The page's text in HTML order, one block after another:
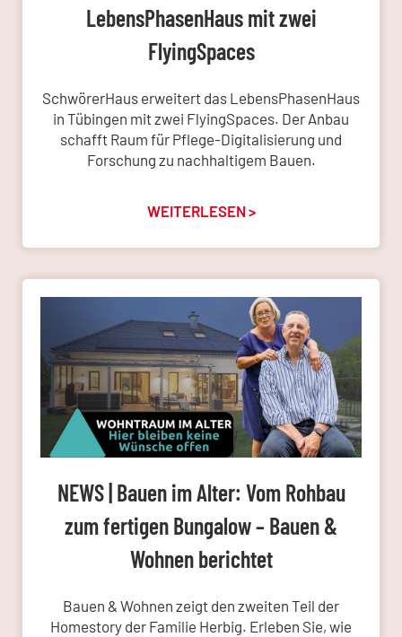
LebensPhasenHaus mit zwei
FlyingSpaces
SchwörerHaus erweitert das LebensPhasenHaus
in Tübingen mit zwei FlyingSpaces. Der Anbau
schafft Raum für Pflege-Digitalisierung und
Forschung zu nachhaltigem Bauen.
WEITERLESEN >
NEWS | Bauen im Alter: Vom Rohbau
zum fertigen Bungalow – Bauen &
Wohnen berichtet
Bauen & Wohnen zeigt den zweiten Teil der
Homestory der Familie Herbig. Erleben Sie, wie